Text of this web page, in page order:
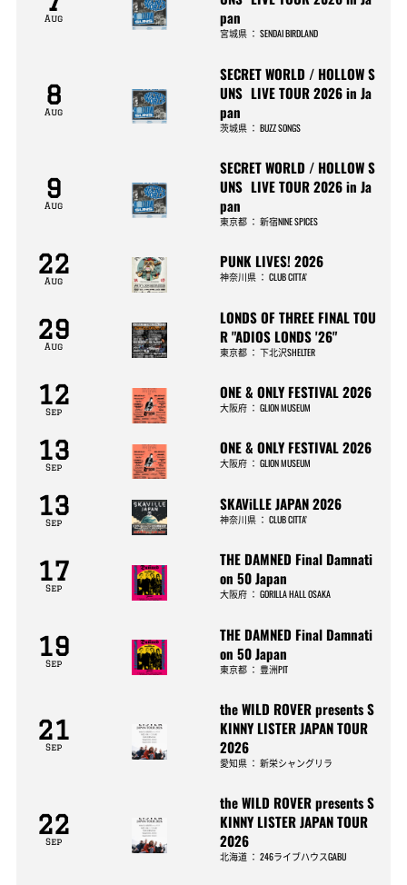
Aug
pan
宮城県 ：SENDAI BIRDLAND
8
Aug
SECRET WORLD / HOLLOW S
UNS LIVE TOUR 2026 in Ja
pan
茨城県 ：BUZZ SONGS
9
Aug
SECRET WORLD / HOLLOW S
UNS LIVE TOUR 2026 in Ja
pan
東京都 ：新宿NINE SPICES
22
Aug
PUNK LIVES! 2026
神奈川県 ：CLUB CITTA’
29
Aug
LONDS OF THREE FINAL TOU
R "ADIOS LONDS '26"
東京都 ：下北沢SHELTER
12
Sep
ONE & ONLY FESTIVAL 2026
大阪府 ：GLION MUSEUM
13
Sep
ONE & ONLY FESTIVAL 2026
大阪府 ：GLION MUSEUM
13
Sep
SKAViLLE JAPAN 2026
神奈川県 ：CLUB CITTA’
17
Sep
THE DAMNED Final Damnati
on 50 Japan
大阪府 ：GORILLA HALL OSAKA
19
Sep
THE DAMNED Final Damnati
on 50 Japan
東京都 ：豊洲PIT
21
Sep
the WILD ROVER presents S
KINNY LISTER JAPAN TOUR
2026
愛知県 ：新栄シャングリラ
22
Sep
the WILD ROVER presents S
KINNY LISTER JAPAN TOUR
2026
北海道 ：246ライブハウスGABU